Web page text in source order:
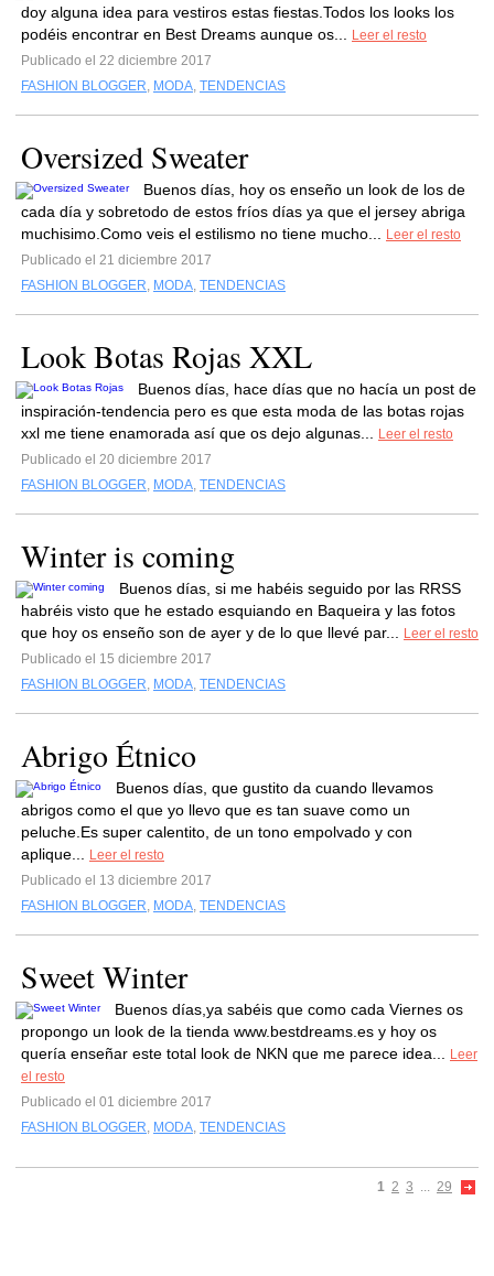
doy alguna idea para vestiros estas fiestas.Todos los looks los
podéis encontrar en Best Dreams aunque os...
Leer el resto
Publicado el 22 diciembre 2017
FASHION BLOGGER, MODA, TENDENCIAS
Oversized Sweater
Buenos días, hoy os enseño un look de los de
cada día y sobretodo de estos fríos días ya que el jersey abriga
muchisimo.Como veis el estilismo no tiene mucho...
Leer el resto
Publicado el 21 diciembre 2017
FASHION BLOGGER, MODA, TENDENCIAS
Look Botas Rojas XXL
Buenos días, hace días que no hacía un post de
inspiración-tendencia pero es que esta moda de las botas rojas
xxl me tiene enamorada así que os dejo algunas...
Leer el resto
Publicado el 20 diciembre 2017
FASHION BLOGGER, MODA, TENDENCIAS
Winter is coming
Buenos días, si me habéis seguido por las RRSS
habréis visto que he estado esquiando en Baqueira y las fotos
que hoy os enseño son de ayer y de lo que llevé par...
Leer el resto
Publicado el 15 diciembre 2017
FASHION BLOGGER, MODA, TENDENCIAS
Abrigo Étnico
Buenos días, que gustito da cuando llevamos
abrigos como el que yo llevo que es tan suave como un
peluche.Es super calentito, de un tono empolvado y con
aplique...
Leer el resto
Publicado el 13 diciembre 2017
FASHION BLOGGER, MODA, TENDENCIAS
Sweet Winter
Buenos días,ya sabéis que como cada Viernes os
propongo un look de la tienda www.bestdreams.es y hoy os
quería enseñar este total look de NKN que me parece idea...
Leer
el resto
Publicado el 01 diciembre 2017
FASHION BLOGGER, MODA, TENDENCIAS
1 2 3 ... 29